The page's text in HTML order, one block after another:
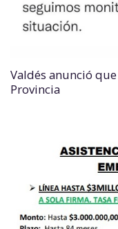
Valdés anunció
Provincia